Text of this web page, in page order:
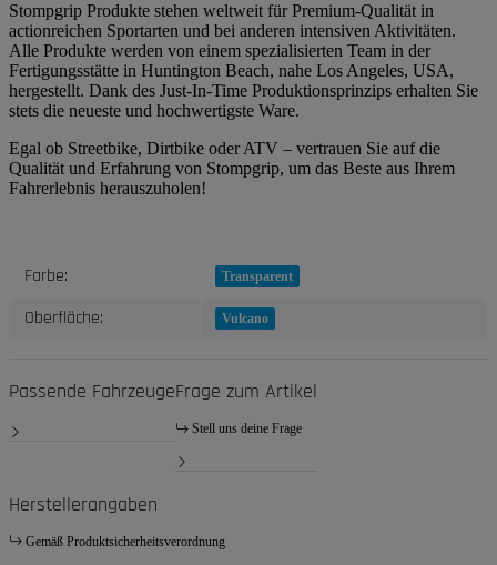
Stompgrip Produkte stehen weltweit für Premium-Qualität in
actionreichen Sportarten und bei anderen intensiven Aktivitäten.
Alle Produkte werden von einem spezialisierten Team in der
Fertigungsstätte in Huntington Beach, nahe Los Angeles, USA,
hergestellt. Dank des Just-In-Time Produktionsprinzips erhalten Sie
stets die neueste und hochwertigste Ware.
Egal ob Streetbike, Dirtbike oder ATV – vertrauen Sie auf die
Qualität und Erfahrung von Stompgrip, um das Beste aus Ihrem
Fahrerlebnis herauszuholen!
Produkteigenschaft
Wert
Farbe: Transparent
Oberfläche: Vulcano
Passende FahrzeugeFrage zum Artikel
Stell uns deine Frage
Herstellerangaben
Gemäß Produktsicherheitsverordnung